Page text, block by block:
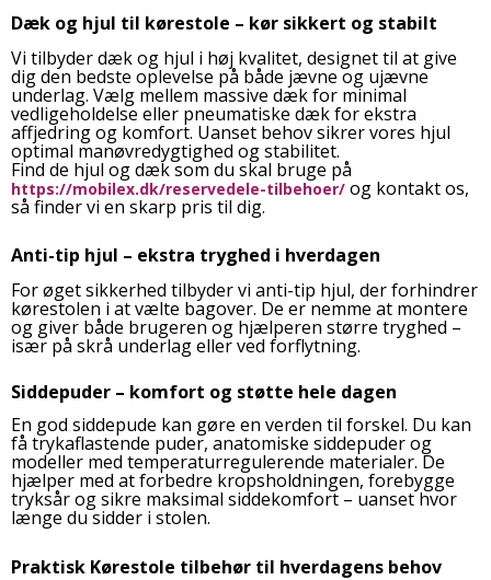
Dæk og hjul til kørestole – kør sikkert og stabilt
Vi tilbyder dæk og hjul i høj kvalitet, designet til at give
dig den bedste oplevelse på både jævne og ujævne
underlag. Vælg mellem massive dæk for minimal
vedligeholdelse eller pneumatiske dæk for ekstra
affjedring og komfort. Uanset behov sikrer vores hjul
optimal manøvredygtighed og stabilitet.
Find de hjul og dæk som du skal bruge på
https://mobilex.dk/reservedele-tilbehoer/ og kontakt os,
så finder vi en skarp pris til dig.
Anti-tip hjul – ekstra tryghed i hverdagen
For øget sikkerhed tilbyder vi anti-tip hjul, der forhindrer
kørestolen i at vælte bagover. De er nemme at montere
og giver både brugeren og hjælperen større tryghed –
især på skrå underlag eller ved forflytning.
Siddepuder – komfort og støtte hele dagen
En god siddepude kan gøre en verden til forskel. Du kan
få trykaflastende puder, anatomiske siddepuder og
modeller med temperaturregulerende materialer. De
hjælper med at forbedre kropsholdningen, forebygge
tryksår og sikre maksimal siddekomfort – uanset hvor
længe du sidder i stolen.
Praktisk Kørestole tilbehør til hverdagens behov